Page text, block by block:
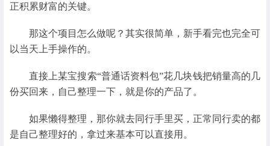
正积累财富的关键。
那这个项目怎么做呢？其实很简单，新手看完也完全可
以当天上手操作的。
直接上某宝搜索“普通话资料包”花几块钱把销量高的几
份买回来，自己整理一下，就是你的产品了。
如果懒得整理，那你就去同行手里买，正常同行卖的都
是自己整理好的，拿过来基本可以直接用。